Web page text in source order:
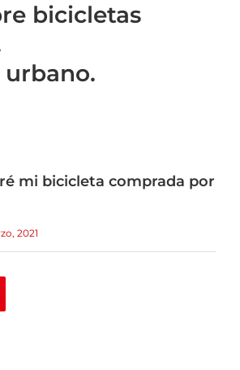
bicicletas
urbano.
mi bicicleta comprada por
2021